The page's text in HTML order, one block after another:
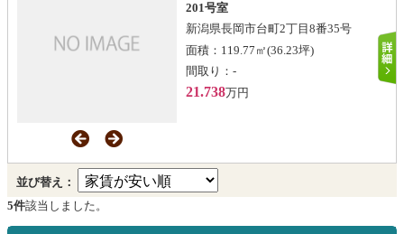
201号室
新潟県長岡市台町2丁目8番35号
面積： 119.77㎡(36.23坪)
間取り： -
21.738万円
並び替え：
5件該当しました。